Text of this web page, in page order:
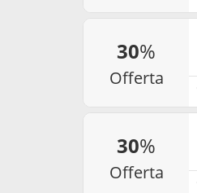
30%
offerta
30%
offerta